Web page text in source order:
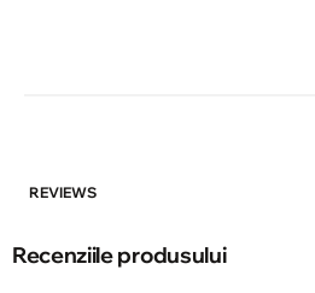
REVIEWS
Recenziile produsului